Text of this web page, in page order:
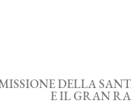
DELLA
E IL GRAN